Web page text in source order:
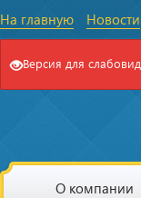
На главную Новости
Версия для
О компании